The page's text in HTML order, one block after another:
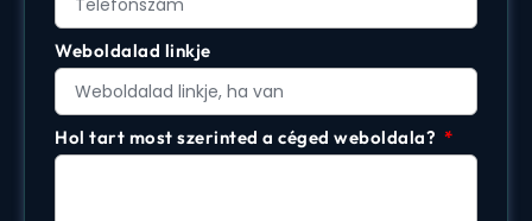
Weboldalad linkje
Hol tart most szerinted a céged weboldala?